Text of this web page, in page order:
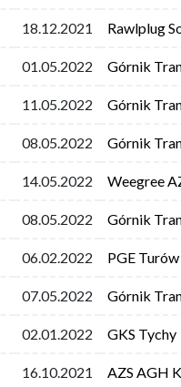
18.12.2021 Rawlplug
01.05.2022 Górnik
11.05.2022 Górnik
08.05.2022 Górnik
14.05.2022 Weegree
08.05.2022 Górnik
06.02.2022 PGE
07.05.2022 Górnik
02.01.2022 GKS Tychy
16.10.2021 AZS AGH
18.12.2021 Rawlplug
01.05.2022 Górnik
11.05.2022 Górnik
08.05.2022 Górnik
14.05.2022 Weegree
08.05.2022 Górnik
06.02.2022 PGE
07.05.2022 Górnik
02.01.2022 GKS Tychy
16.10.2021 AZS AGH